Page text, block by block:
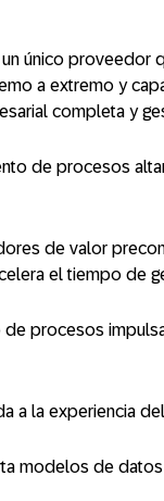
único proveedor
a extremo y
completa y
de procesos
de valor
el tiempo de
de procesos
a la experiencia
modelos de datos